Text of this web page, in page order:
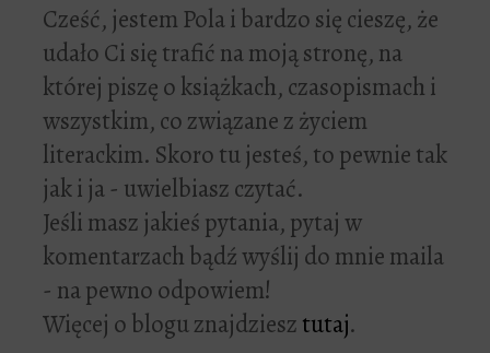
Cześć, jestem Pola i bardzo się cieszę, że
udało Ci się trafić na moją stronę, na
której piszę o książkach, czasopismach i
wszystkim, co związane z życiem
literackim. Skoro tu jesteś, to pewnie tak
jak i ja - uwielbiasz czytać.
Jeśli masz jakieś pytania, pytaj w
komentarzach bądź wyślij do mnie maila
- na pewno odpowiem!
Więcej o blogu znajdziesztutaj.